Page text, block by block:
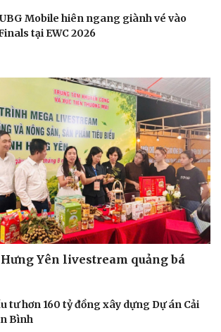
Mobile hiên ngang giành vé vào
tại EWC 2026
Yên livestream quảng bá
tư hơn 160 tỷ đồng xây dựng Dự án Cải
Bình